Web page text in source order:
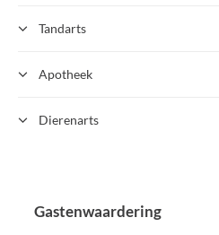
Tandarts
Apotheek
Dierenarts
Gastenwaardering